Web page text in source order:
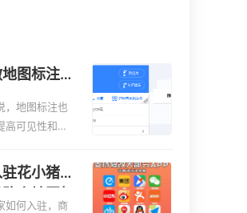
图标注有
，地图标注也
高可见性和曝
见性和曝光
上搜索相关服
找到标注的商
花小猪打
如何入驻，商